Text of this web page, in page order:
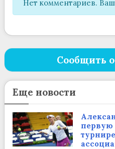
Нет комментариев.
Сообщить
Еще новости
первую